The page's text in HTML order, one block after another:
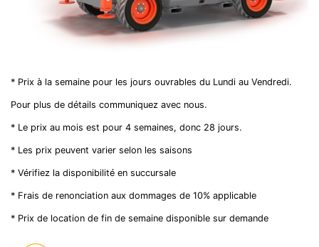
* Prix à la semaine pour les jours ouvrables du Lundi au Vendredi.
Pour plus de détails communiquez avec nous.
* Le prix au mois est pour 4 semaines, donc 28 jours.
* Les prix peuvent varier selon les saisons
* Vérifiez la disponibilité en succursale
* Frais de renonciation aux dommages de 10% applicable
* Prix de location de fin de semaine disponible sur demande